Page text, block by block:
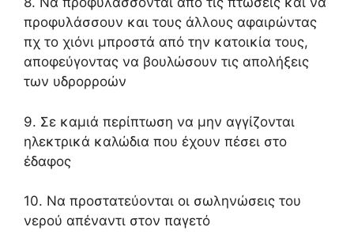
προφυλάσσουν και τους άλλους αφαιρώντας
πχ το χιόνι μπροστά από την κατοικία τους,
αποφεύγοντας να βουλώσουν τις απολήξεις
των υδρορροών
9. Σε καμιά περίπτωση να μην αγγίζονται
ηλεκτρικά καλώδια που έχουν πέσει στο
έδαφος
10. Να προστατεύονται οι σωληνώσεις του
νερού απέναντι στον παγετό